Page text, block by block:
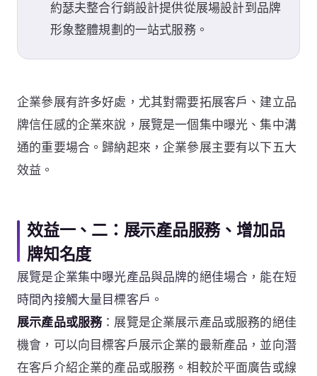
約瑟夫整合行銷設計提供從展場設計到品牌
形象整體規劃的一站式服務。
企業參展有許多好處，尤其對需要拓展客戶、建立品
牌信任感的企業來說，展覽是一個集中曝光、集中溝
通的重要場合。歸納起來，企業參展主要有以下五大
效益。
效益一、二：展示產品服務、增加品
牌知名度
展覽是企業集中曝光產品與品牌的絕佳場合，能在短
時間內接觸大量目標客戶。
展示產品或服務：展覽是企業展示產品或服務的絕佳
機會，可以向目標客戶展示企業的最新產品，並向潛
在客戶介紹企業的產品或服務。相較於平面廣告或線